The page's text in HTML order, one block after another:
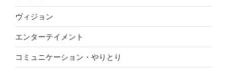
ヴィジョン
エンターテイメント
コミュニケーション・やりとり